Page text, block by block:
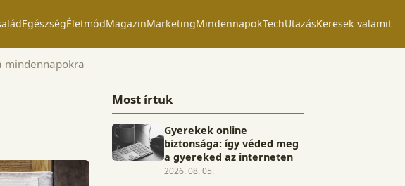
EgészségÉletmódMagazinMarketingMindennapokTechUtazásKeresek valamit
mindennapokra
Most írtuk
Gyerekek online
biztonsága: így véded meg
a gyereked az interneten
2026. 08. 05.